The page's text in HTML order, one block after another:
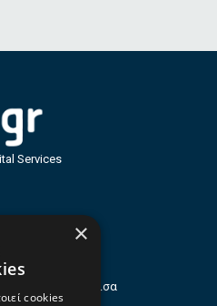
Services
Όροφος), Λάρισα
×
cookies